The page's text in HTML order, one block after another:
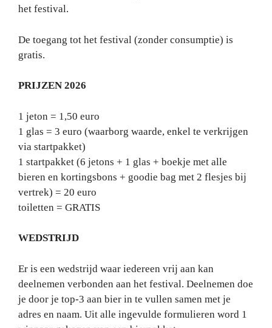
het festival.
De toegang tot het festival (zonder consumptie) is
gratis.
PRIJZEN 2026
1 jeton = 1,50 euro
1 glas = 3 euro (waarborg waarde, enkel te verkrijgen
via startpakket)
1 startpakket (6 jetons + 1 glas + boekje met alle
bieren en kortingsbons + goodie bag met 2 flesjes bij
vertrek) = 20 euro
toiletten = GRATIS
WEDSTRIJD
Er is een wedstrijd waar iedereen vrij aan kan
deelnemen verbonden aan het festival. Deelnemen doe
je door je top-3 aan bier in te vullen samen met je
adres en naam. Uit alle ingevulde formulieren word 1